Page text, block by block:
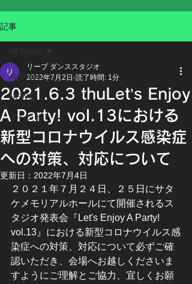
記事
All Posts
NEWS
イベント
2021.6.3 thuLet’s Enjoy
A Party! vol.13における
新型コロナウイルス感染症
への対策、対応について
リープ ダンススタジオ
2022年7月2日 読了時間: 1分
更新日： 2022年7月4日
２０２１年７月２４日、２５日にサタ
ケメモリアルホールにて開催されるス
タジオ発表会『Let's Enjoy A Party!
vol.13』における新型コロナウイルス感
染症への対策、対応について必ずご確
認いただき、会場へお越しくださいま
すようにご理解とご協力、宜しくお願